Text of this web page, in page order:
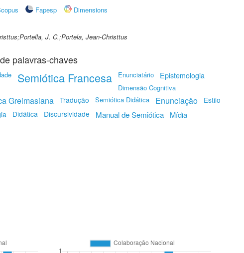
Fapesp
Dimensions
J. C.;Portela, Jean-Christtus
palavras-chaves
Semiótica Francesa Enunciatário Epistemologia
Dimensão Cognitiva
Greimasiana Tradução Semiótica Didática Enunciação
Estilo
Didática Discursividade Manual de Semiótica Mídia